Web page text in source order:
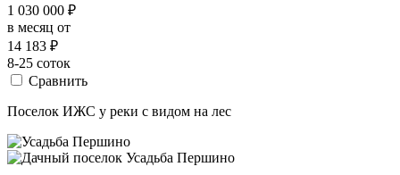
1 030 000 ₽
в месяц от
14 183 ₽
8-25 соток
Сравнить
Поселок ИЖС у реки с видом на лес